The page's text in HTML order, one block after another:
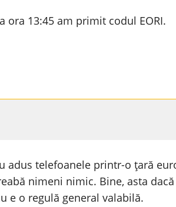
13:45 am primit codul EORI.
adus telefoanele printr-o țară
nimeni nimic. Bine, asta
e o regulă general valabilă.